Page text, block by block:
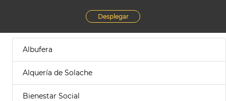
Desplegar
Albufera
Alquería de Solache
Bienestar Social